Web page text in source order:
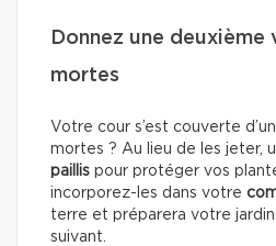
Donnez une deuxième
mortes
Votre cour s’est couverte
mortes ? Au lieu de les jeter,
paillis pour protéger vos
incorporez-les dans votre
terre et préparera votre
suivant.